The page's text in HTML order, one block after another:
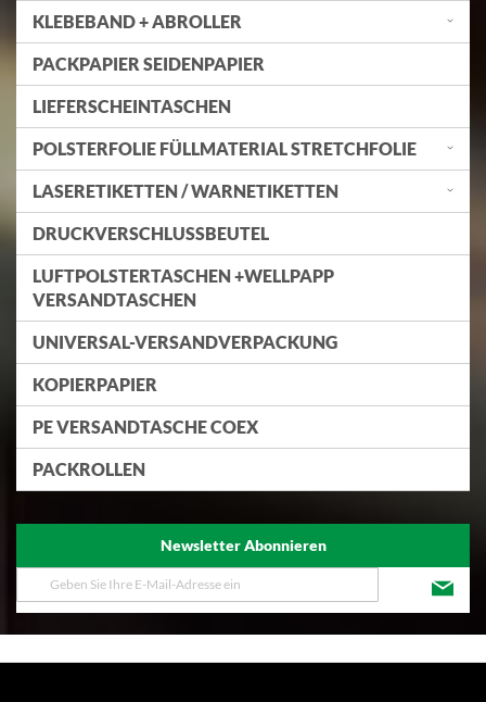
KLEBEBAND + ABROLLER
PACKPAPIER SEIDENPAPIER
LIEFERSCHEINTASCHEN
POLSTERFOLIE FÜLLMATERIAL STRETCHFOLIE
LASERETIKETTEN / WARNETIKETTEN
DRUCKVERSCHLUSSBEUTEL
LUFTPOLSTERTASCHEN +WELLPAPP
VERSANDTASCHEN
UNIVERSAL-VERSANDVERPACKUNG
KOPIERPAPIER
PE VERSANDTASCHE COEX
PACKROLLEN
Newsletter Abonnieren
Melden
Sie
unseren